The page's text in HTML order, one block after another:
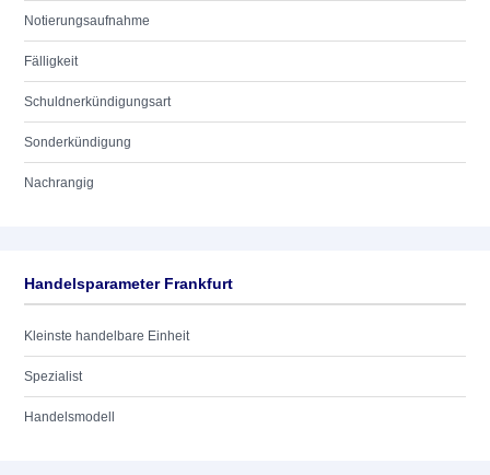
Notierungsaufnahme
Fälligkeit
Schuldnerkündigungsart
Sonderkündigung
Nachrangig
Handelsparameter Frankfurt
Kleinste handelbare Einheit
Spezialist
Handelsmodell